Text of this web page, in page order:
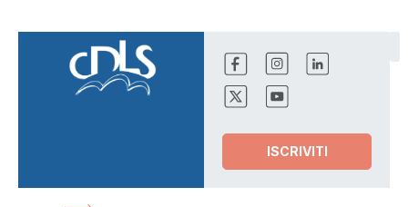
ISCRIVITI